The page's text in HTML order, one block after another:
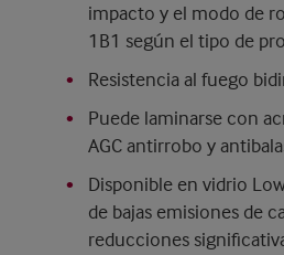
impacto y el modo de
1B1 según el tipo de
Resistencia al fuego
Puede laminarse con
AGC antirrobo y
Disponible en vidrio
de bajas emisiones de
reducciones